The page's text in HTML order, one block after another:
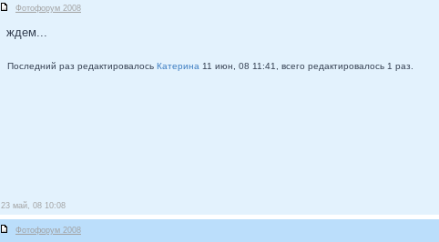
Фотофорум 2008
ждем...
Последний раз редактировалось Катерина 11 июн, 08 11:41, всего редактировалось 1 раз.
23 май, 08 10:08
Фотофорум 2008